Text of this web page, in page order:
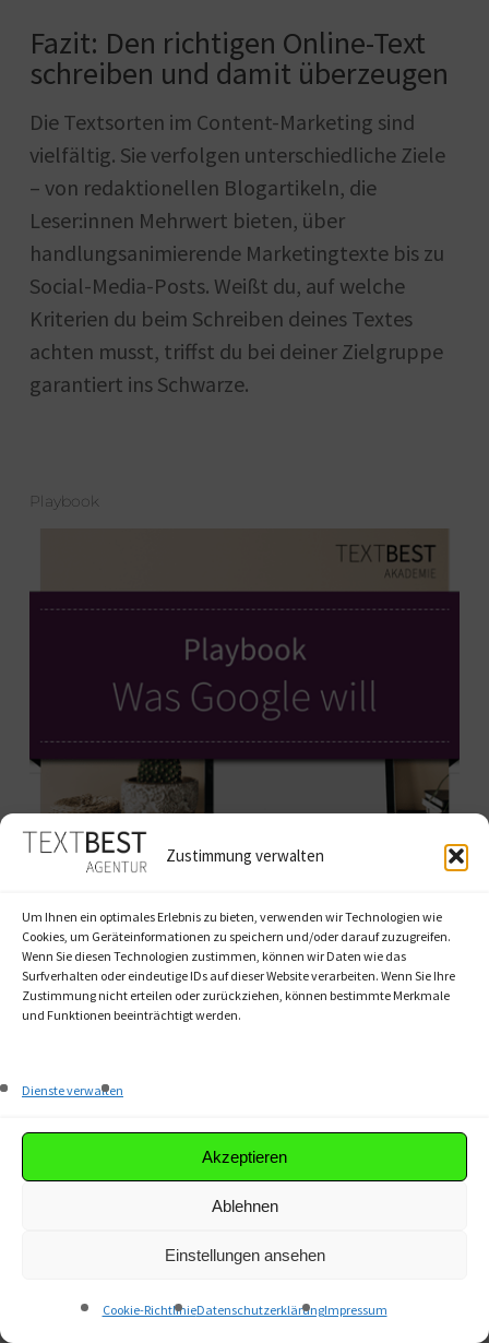
Zustimmung verwalten
Um Ihnen ein optimales Erlebnis zu bieten, verwenden wir Technologien wie
Cookies, um Geräteinformationen zu speichern und/oder darauf zuzugreifen.
Wenn Sie diesen Technologien zustimmen, können wir Daten wie das
Surfverhalten oder eindeutige IDs auf dieser Website verarbeiten. Wenn Sie Ihre
Zustimmung nicht erteilen oder zurückziehen, können bestimmte Merkmale
und Funktionen beeinträchtigt werden.
Dienste verwalten
Akzeptieren
Ablehnen
Einstellungen ansehen
Cookie-RichtlinieDatenschutzerklärungImpressum
Fazit: Den richtigen Online-Text
schreiben und damit überzeugen
Die Textsorten im Content-Marketing sind
vielfältig. Sie verfolgen unterschiedliche Ziele
– von redaktionellen Blogartikeln, die
Leser:innen Mehrwert bieten, über
handlungsanimierende Marketingtexte bis zu
Social-Media-Posts. Weißt du, auf welche
Kriterien du beim Schreiben deines Textes
achten musst, triffst du bei deiner Zielgruppe
garantiert ins Schwarze.
Playbook
Playbook: Was Google will
Empfehlungen für die Texterstellung, die
deine Rankingchancen deutlich erhöhen
JETZT FÜR 47 € KAUFEN